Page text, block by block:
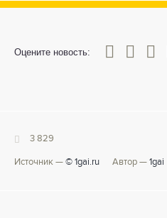
Оцените новость:
0
1 3 4 5
3 829
Источник — © 1gai.ru Автор — 1gai